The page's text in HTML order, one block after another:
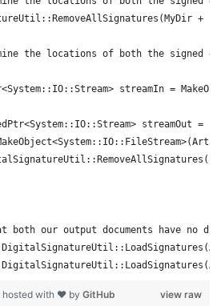
        SharedPtr<System::IO::Stream> streamOut =
view raw
hosted with ❤ by GitHub